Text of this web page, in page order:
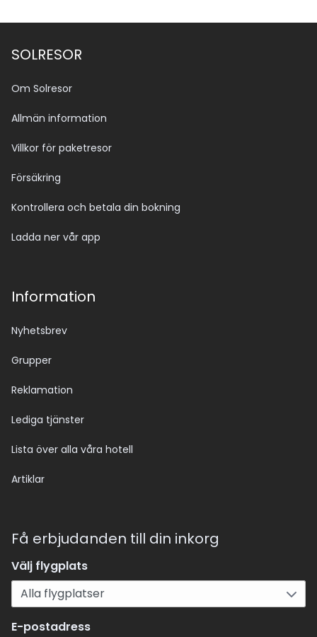
SOLRESOR
Om Solresor
Allmän information
Villkor för paketresor
Försäkring
Kontrollera och betala din bokning
Ladda ner vår app
Information
Nyhetsbrev
Grupper
Reklamation
Lediga tjänster
Lista över alla våra hotell
Artiklar
Få erbjudanden till din inkorg
Välj flygplats
E-postadress